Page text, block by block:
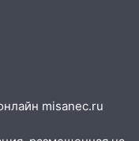
13-
в
в Волге
misanec.ru